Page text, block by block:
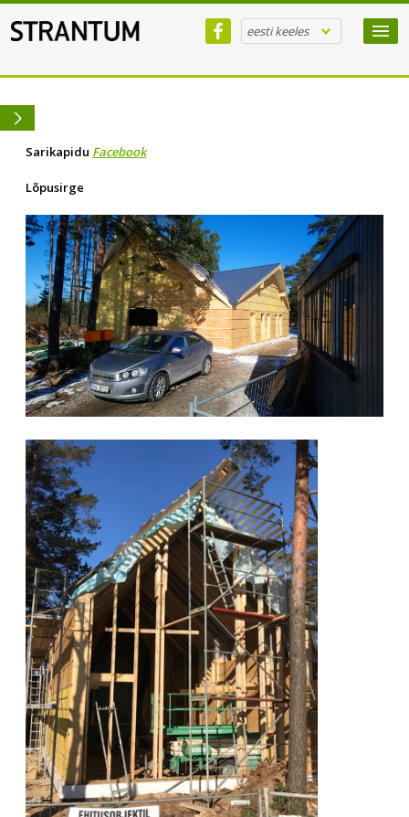
eesti keeles
Sarikapidu Facebook
Lõpusirge